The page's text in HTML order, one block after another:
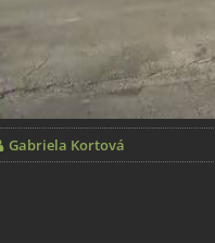
Gabriela Kortová